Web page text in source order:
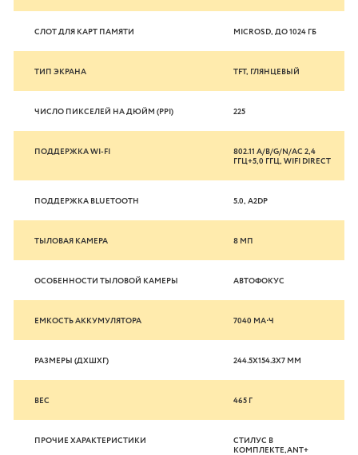
СЛОТ ДЛЯ КАРТ ПАМЯТИ MICROSD, ДО 1024 ГБ
ТИП ЭКРАНА TFT, ГЛЯНЦЕВЫЙ
ЧИСЛО ПИКСЕЛЕЙ НА ДЮЙМ (PPI) 225
ПОДДЕРЖКА WI-FI
802.11 A/B/G/N/AC 2,4
ГГЦ+5,0 ГГЦ, WIFI DIRECT
ПОДДЕРЖКА BLUETOOTH 5.0, A2DP
ТЫЛОВАЯ КАМЕРА 8 МП
ОСОБЕННОСТИ ТЫЛОВОЙ КАМЕРЫ АВТОФОКУС
ЕМКОСТЬ АККУМУЛЯТОРА 7040 МА⋅Ч
РАЗМЕРЫ (ДХШХГ) 244.5X154.3X7 ММ
ВЕС 465 Г
ПРОЧИЕ ХАРАКТЕРИСТИКИ
СТИЛУС В
КОМПЛЕКТЕ,ANT+